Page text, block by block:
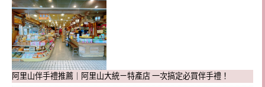
阿里山伴手禮推薦｜阿里山大統ㄧ特產店 一次搞定必買伴手禮！